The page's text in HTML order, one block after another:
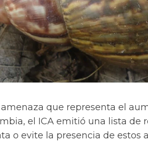
que representa el
el ICA emitió una lista de
o evite la presencia de estos